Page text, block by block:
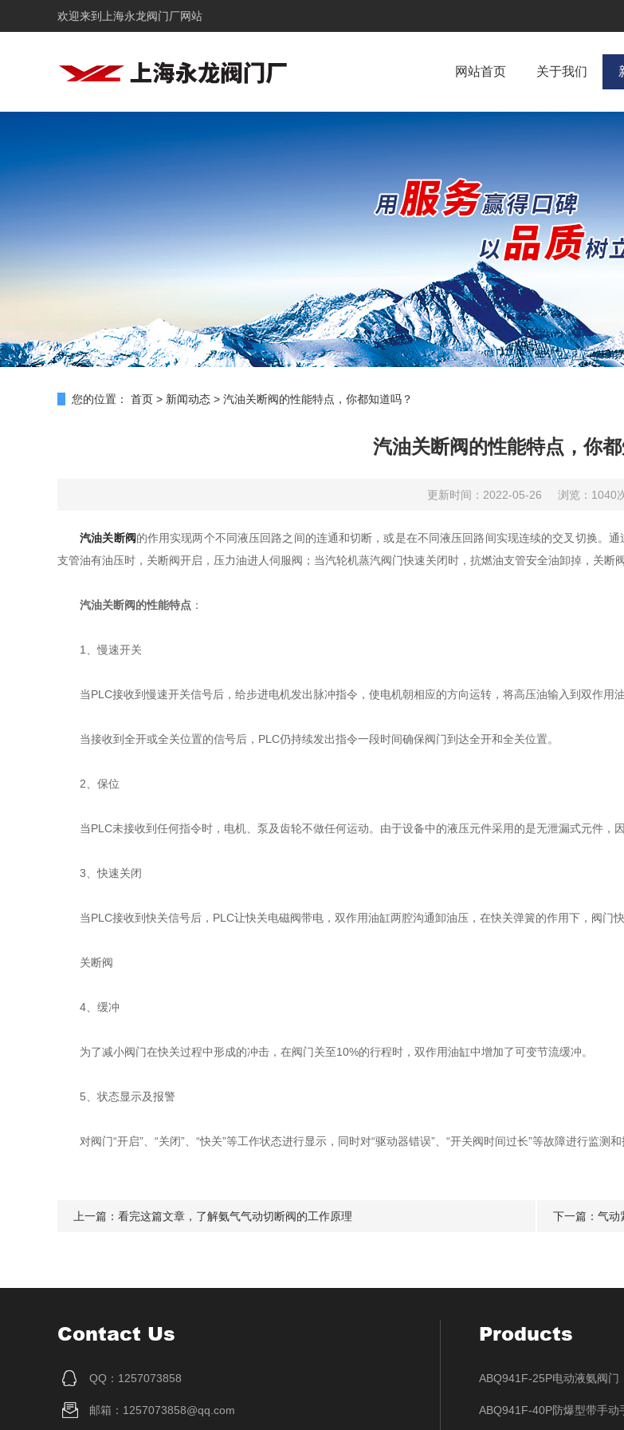
欢迎来到 上海永龙阀门厂网站
网站首页 关于我们
您的位置： 首页 > 新闻动态 > 汽油关断阀的性能特点，你都知道吗？
汽油关断阀的性能特点，你都
更新时间：2022-05-26 浏览：1040
汽油关断阀的作用实现两个不同液压回路之间的连通和切断，或是在不同液压回路间实现连续的交叉切换。
支管油有油压时，关断阀开启，压力油进人伺服阀；当汽轮机蒸汽阀门快速关闭时，抗燃油支管安全油卸掉，关断
汽油关断阀的性能特点 ：
1、慢速开关
当PLC接收到慢速开关信号后，给步进电机发出脉冲指令，使电机朝相应的方向运转，将高压油输入到双作用
当接收到全开或全关位置的信号后，PLC仍持续发出指令一段时间确保阀门到达全开和全关位置。
2、保位
当PLC未接收到任何指令时，电机、泵及齿轮不做任何运动。由于设备中的液压元件采用的是无泄漏式元件，因
3、快速关闭
当PLC接收到快关信号后，PLC让快关电磁阀带电，双作用油缸两腔沟通卸油压，在快关弹簧的作用下，阀门快
关断阀
4、缓冲
为了减小阀门在快关过程中形成的冲击，在阀门关至10%的行程时，双作用油缸中增加了可变节流缓冲。
5、状态显示及报警
对阀门“开启”、“关闭”、“快关”等工作状态进行显示，同时对“驱动器错误”、“开关阀时间过长”等故障进行监测和
上一篇： 看完这篇文章，了解氨气气动切断阀的工作原理 下一篇： 气动
Contact Us
QQ：1257073858
邮箱：1257073858@qq.com
Products
ABQ941F-25P电动液氨阀门
ABQ941F-40P防爆型带手动